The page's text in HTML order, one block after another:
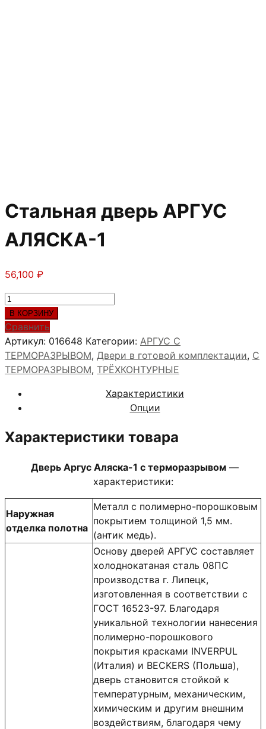
Стальная дверь АРГУС
АЛЯСКА-1
56,100 ₽
Количество
товара
Стальная
дверь
АРГУС
АЛЯСКА-1
В КОРЗИНУ
Сравнить
Артикул: 016648 Категории: АРГУС С
ТЕРМОРАЗРЫВОМ, Двери в готовой комплектации, С
ТЕРМОРАЗРЫВОМ, ТРЁХКОНТУРНЫЕ
Характеристики
Опции
Характеристики товара
Дверь Аргус Аляска-1 с терморазрывом—
характеристики:
Наружная
отделка полотна
Металл с полимерно-порошковым
покрытием толщиной 1,5 мм.
(антик медь).
Основу дверей АРГУС составляет
холоднокатаная сталь 08ПС
производства г. Липецк,
изготовленная в соответствии с
ГОСТ 16523-97. Благодаря
уникальной технологии нанесения
полимерно-порошкового
покрытия красками INVERPUL
(Италия) и BECKERS (Польша),
дверь становится стойкой к
температурным, механическим,
химическим и другим внешним
воздействиям, благодаря чему